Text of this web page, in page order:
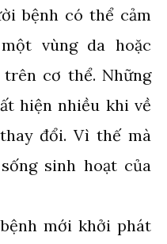
bệnh có thể cảm
vùng da hoặc
cơ thể. Những
hiện nhiều khi về
đổi. Vì thế mà
sinh hoạt của
mới khởi phát